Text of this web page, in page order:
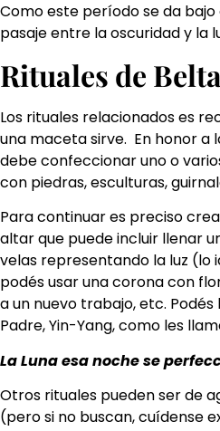
Como este período se da bajo
pasaje entre la oscuridad y la
Rituales de
Los rituales relacionados es
una maceta sirve. En honor a
debe confeccionar uno o
con piedras, esculturas,
Para continuar es preciso
altar que puede incluir llenar
velas representando la luz (lo
podés usar una corona con
a un nuevo trabajo, etc.
Padre, Yin-Yang, como les
La Luna esa noche se
Otros rituales pueden ser de
(pero si no buscan, cuídense